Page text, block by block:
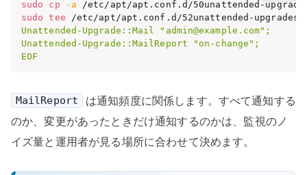
sudo cp -a /etc/apt/apt.conf.d/50unattended-
sudo
tee /etc/apt/apt.conf.d/52unattended-
Unattended-Upgrade::Mail "admin@example.com";
Unattended-Upgrade::MailReport "on-change";
EOF
MailReport
は通知頻度に関係します。すべて通知する
のか、変更があったときだけ通知するのかは、監視のノ
イズ量と運用者が見る場所に合わせて決めます。